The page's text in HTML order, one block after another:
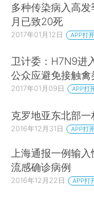
多种传染病入高
月已致20死
2017年01月12日 APP打开
卫计委：H7N9进
公众应避免接触禽
2017年01月09日 APP打
克罗地亚东北部
2016年12月31日 APP打
上海通报一例输
流感确诊病例
2016年12月22日 APP打